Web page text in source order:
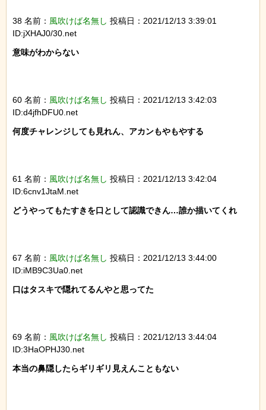
38 名前： 風吹けば名無し 投稿日：2021/12/13 3:39:01
ID:jXHAJ0/30.net
意味がわからない
60 名前： 風吹けば名無し 投稿日：2021/12/13 3:42:03
ID:d4jfhDFU0.net
何度チャレンジしても見れん、アカンもやもやする
61 名前： 風吹けば名無し 投稿日：2021/12/13 3:42:04
ID:6cnv1JtaM.net
どうやってもたすきを口として認識できん…誰か描いてくれ
67 名前： 風吹けば名無し 投稿日：2021/12/13 3:44:00
ID:iMB9C3Ua0.net
口はタスキで隠れてるんやと思ってた
69 名前： 風吹けば名無し 投稿日：2021/12/13 3:44:04
ID:3HaOPHJ30.net
本当の鼻隠したらギリギリ見えんこともない